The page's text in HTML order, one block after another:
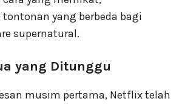
yang berbeda bagi
supernatural.
yang Ditunggu
musim pertama, Netflix telah